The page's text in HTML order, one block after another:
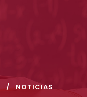
NOTICIAS